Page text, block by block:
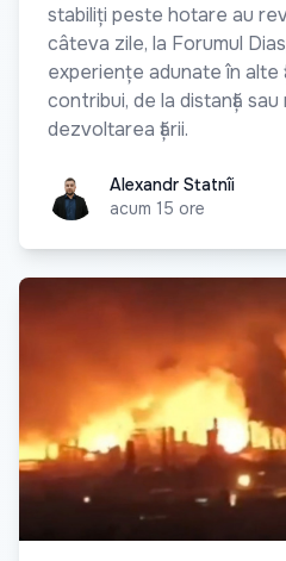
stabiliți peste hotare au
câteva zile, la Forumul
experiențe adunate în alte
contribui, de la distanță
dezvoltarea țării.
Alexandr Statnîi
Alexandr Statnîi
acum 15 ore